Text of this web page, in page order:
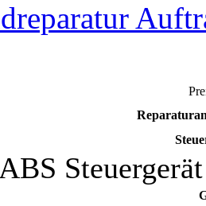
Steuergerät